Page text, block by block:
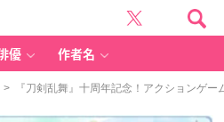
優 作者名
> 『刀剣乱舞』十周年記念！アクションゲー